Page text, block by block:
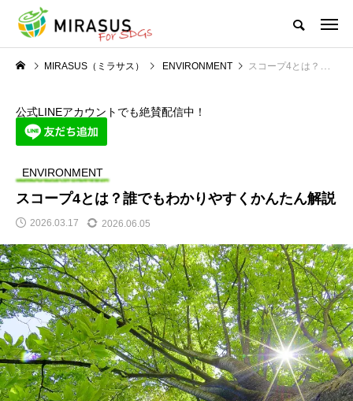
MIRASUS（ミラサス） ENVIRONMENT スコープ4とは？誰でもわかりやすくかんたん解説
公式LINEアカウントでも絶賛配信中！
ENVIRONMENT
スコープ4とは？誰でもわかりやすくかんたん解説
2026.03.17 2026.06.05